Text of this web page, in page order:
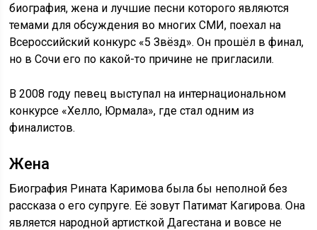
биография, жена и лучшие песни которого являются
темами для обсуждения во многих СМИ, поехал на
Всероссийский конкурс «5 Звёзд». Он прошёл в финал,
но в Сочи его по какой-то причине не пригласили.
В 2008 году певец выступал на интернациональном
конкурсе «Хелло, Юрмала», где стал одним из
финалистов.
Жена
Биография Рината Каримова была бы неполной без
рассказа о его супруге. Её зовут Патимат Кагирова. Она
является народной артисткой Дагестана и вовсе не